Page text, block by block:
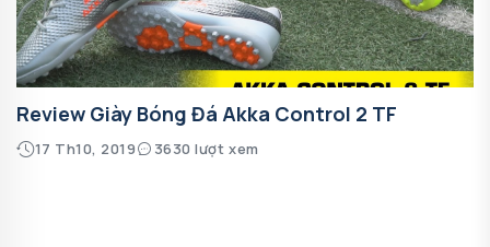
Review Giày Bóng Đá Akka Control 2 TF
17 Th10, 2019 3630 lượt xem